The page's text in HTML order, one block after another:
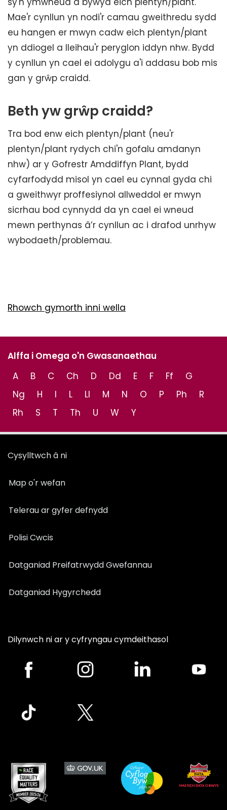
Mae'r cynllun yn nodi'r camau gweithredu sydd
eu hangen er mwyn cadw eich plentyn/plant
yn ddiogel a lleihau'r peryglon iddyn nhw. Bydd
y cynllun yn cael ei adolygu a'i addasu bob mis
gan y grŵp craidd.
Beth yw grŵp craidd?
Tra bod enw eich plentyn/plant (neu'r
plentyn/plant rydych chi'n gofalu amdanyn
nhw) ar y Gofrestr Amddiffyn Plant, bydd
cyfarfodydd misol yn cael eu cynnal gyda chi
a gweithwyr proffesiynol allweddol er mwyn
sicrhau bod cynnydd da yn cael ei wneud
mewn perthynas â’r cynllun ac i drafod unrhyw
wybodaeth/problemau.
Rhowch gymorth inni wella
Alffa i Omega o'n Gwasanaethau
A
B C Ch D Dd E F Ff
G
Ng
H I L Ll M N O P Ph
R
Rh
S T Th U W Y
Cysylltwch â ni
Map o'r wefan
Telerau ar gyfer defnydd
Polisi Cwcis
Datganiad Preifatrwydd Gwefannau
Datganiad Hygyrchedd
Dilynwch ni ar y cyfryngau cymdeithasol